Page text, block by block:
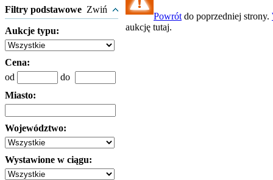
Filtry podstawowe Zwiń
Aukcje typu:
Cena:
od
do
Miasto:
Województwo:
Wystawione w ciągu:
Powrót do poprzedniej strony.
aukcję tutaj.